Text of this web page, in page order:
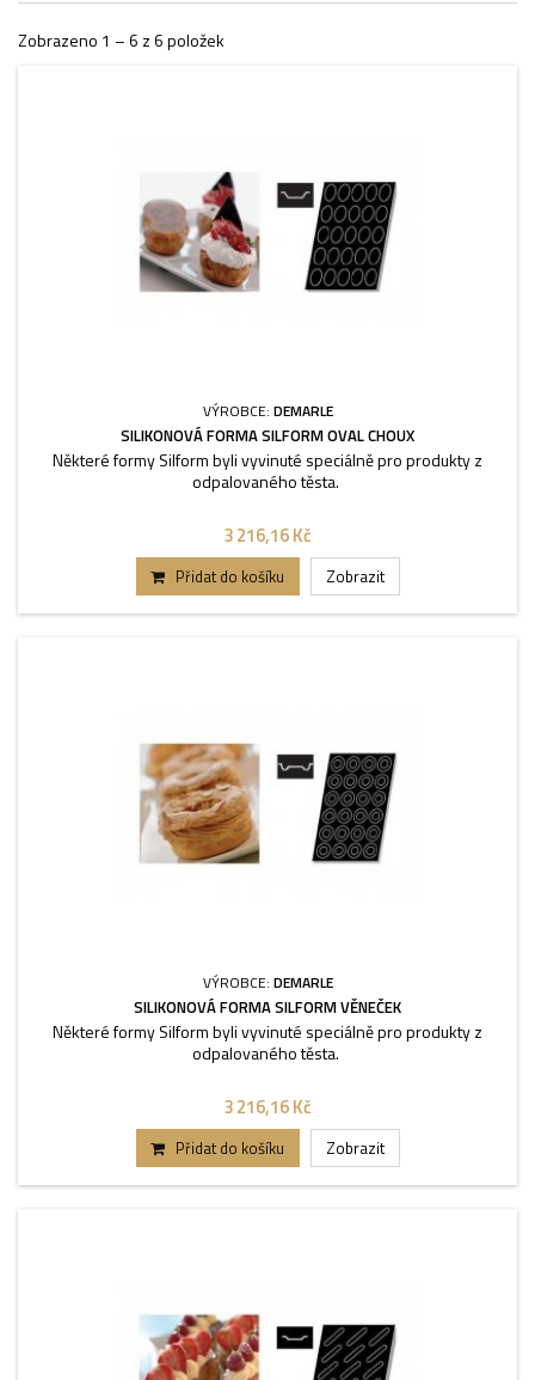
Zobrazeno 1 – 6 z 6 položek
VÝROBCE: DEMARLE
SILIKONOVÁ FORMA SILFORM OVAL CHOUX
Některé formy Silform byli vyvinuté speciálně pro produkty z
odpalovaného těsta.
3 216,16 Kč
Přidat do košíku Zobrazit
VÝROBCE: DEMARLE
SILIKONOVÁ FORMA SILFORM VĚNEČEK
Některé formy Silform byli vyvinuté speciálně pro produkty z
odpalovaného těsta.
3 216,16 Kč
Přidat do košíku Zobrazit